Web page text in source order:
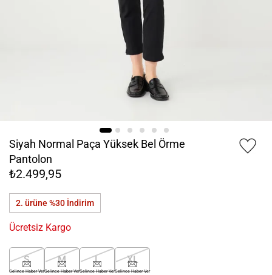
Siyah Normal Paça Yüksek Bel Örme
Pantolon
₺2.499,95
2. ürüne %30 İndirim
Ücretsiz Kargo
S
Gelince Haber Ver
M
Gelince Haber Ver
L
Gelince Haber Ver
XL
Gelince Haber Ver